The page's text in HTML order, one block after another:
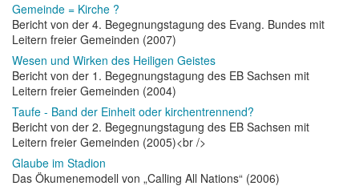
Gemeinde = Kirche ?
Bericht von der 4. Begegnungstagung des Evang. Bundes mit
Leitern freier Gemeinden (2007)
Wesen und Wirken des Heiligen Geistes
Bericht von der 1. Begegnungstagung des EB Sachsen mit
Leitern freier Gemeinden (2004)
Taufe - Band der Einheit oder kirchentrennend?
Bericht von der 2. Begegnungstagung des EB Sachsen mit
Leitern freier Gemeinden (2005)<br />
Glaube im Stadion
Das Ökumenemodell von „Calling All Nations“ (2006)